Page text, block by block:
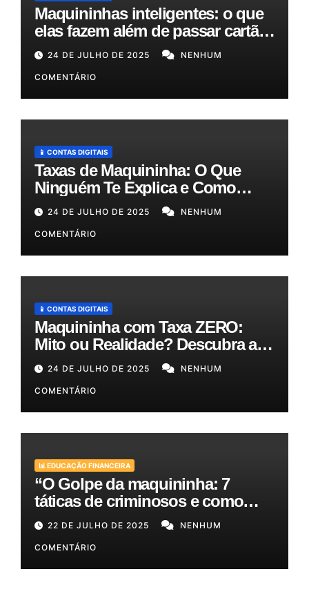
Maquininhas inteligentes: o que
elas fazem além de passar cartão
e como podem otimizar sua
gestão!
24 DE JULHO DE 2025 NENHUM
COMENTÁRIO
📱 CONTAS DIGITAIS
Taxas de Maquininha: O Que
Ninguém Te Explica e Como
Reduzir Seus Custos em Até
50%!
24 DE JULHO DE 2025 NENHUM
COMENTÁRIO
📱 CONTAS DIGITAIS
Maquininha com Taxa ZERO:
Mito ou Realidade? Descubra as
Melhores Opções para o Seu
Bolso!
24 DE JULHO DE 2025 NENHUM
COMENTÁRIO
📊 EDUCAÇÃO FINANCEIRA
“O Golpe da maquininha: 7
táticas de criminosos e como
proteger seu dinheiro e seus
clientes!”
22 DE JULHO DE 2025 NENHUM
COMENTÁRIO